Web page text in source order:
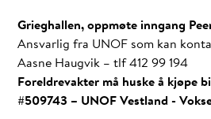
Grieghallen, oppmøte inngang
Ansvarlig fra UNOF som kan
Aasne Haugvik – tlf 412 99 194
Foreldrevakter må huske å kjøpe
#509743 – UNOF Vestland -